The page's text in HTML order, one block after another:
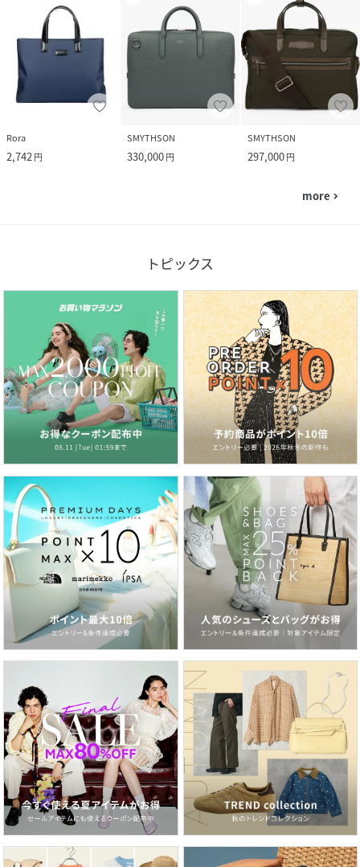
Rora
2,742円
SMYTHSON
330,000円
SMYTHSON
297,000円
more navigate_next
トピックス